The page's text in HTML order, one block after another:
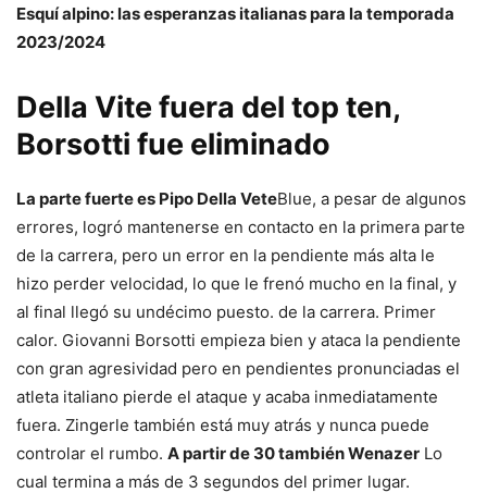
Esquí alpino: las esperanzas italianas para la temporada
2023/2024
Della Vite fuera del top ten,
Borsotti fue eliminado
La parte fuerte es Pipo Della VeteBlue, a pesar de algunos
errores, logró mantenerse en contacto en la primera parte
de la carrera, pero un error en la pendiente más alta le
hizo perder velocidad, lo que le frenó mucho en la final, y
al final llegó su undécimo puesto. de la carrera. Primer
calor. Giovanni Borsotti empieza bien y ataca la pendiente
con gran agresividad pero en pendientes pronunciadas el
atleta italiano pierde el ataque y acaba inmediatamente
fuera. Zingerle también está muy atrás y nunca puede
controlar el rumbo. A partir de 30 tambiénWenazer Lo
cual termina a más de 3 segundos del primer lugar.